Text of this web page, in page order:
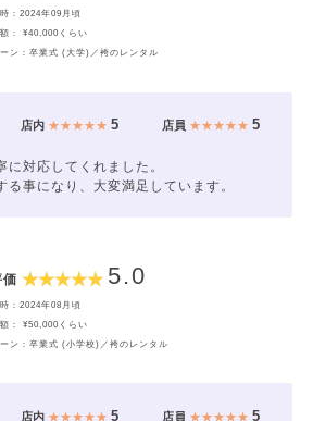
：2024年09月頃
： ¥40,000くらい
ン：卒業式 (大学)／袴のレンタル
店内★★★★★ 5 店員 ★★★★★5
に対応してくれました。
る事になり、大変満足しています。
価 5.0
：2024年08月頃
： ¥50,000くらい
ン：卒業式 (小学校)／袴のレンタル
店内★★★★★ 5 店員 ★★★★★5